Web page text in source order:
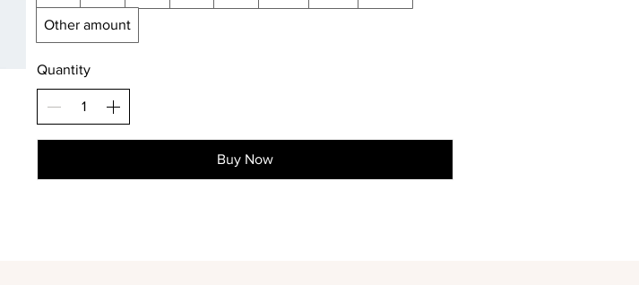
Other amount
Quantity
Buy Now